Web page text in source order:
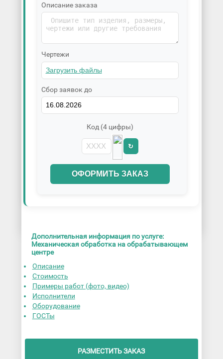
Описание заказа
Чертежи
Сбор заявок до
Код (4 цифры)
↻
ОФОРМИТЬ ЗАКАЗ
Дополнительная информация по услуге:
Механическая обработка на обрабатывающем
центре
Описание
Стоимость
Примеры работ (фото, видео)
Исполнители
Оборудование
ГОСТы
РАЗМЕСТИТЬ ЗАКАЗ